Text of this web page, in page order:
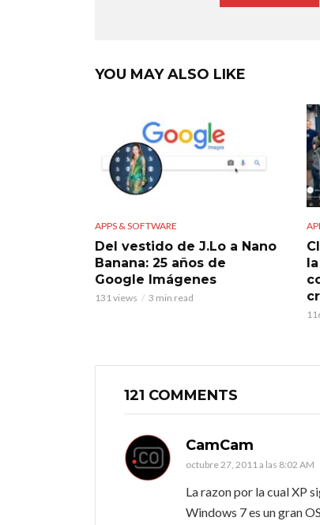
YOU MAY ALSO LIKE
APPS & SOFTWARE
Del vestido de J.Lo a Nano
Banana: 25 años de
Google Imágenes
131 views 3 min read
121 COMMENTS
CamCam
octubre 27, 2011 a las 8:02 AM
La razon por la cual XP
Windows 7 es un gran